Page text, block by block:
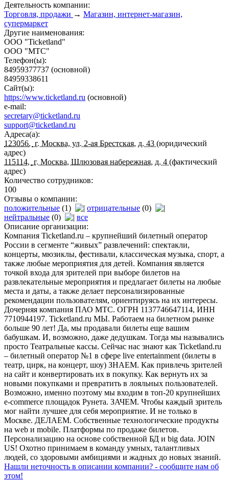
Деятельность компании:
Торговля, продажи → Магазин, интернет-магазин,
супермаркет
Другие наименования:
ООО "Ticketland"
ООО "МТС"
Телефон(ы):
84959377737 (основной)
84959338611
Сайт(ы):
https://www.ticketland.ru (основной)
e-mail:
secretary@ticketland.ru
support@ticketland.ru
Адреса(а):
123056, г. Москва, ул. 2-ая Брестская, д. 43 (юридический
адрес)
115114, г. Москва, Шлюзовая набережная, д. 4 (фактический
адрес)
Количество сотрудников:
100
Отзывы о компании:
положительные (1) отрицательные (0)
нейтральные (0)
все
Описание организации:
Компания Ticketland.ru – крупнейший билетный оператор
России в сегменте “живых” развлечений: спектакли,
концерты, мюзиклы, фестивали, классическая музыка, спорт, а
также любые мероприятия для детей. Компания является
точкой входа для зрителей при выборе билетов на
развлекательные мероприятия и предлагает билеты на любые
места и даты, а также делает персонализированные
рекомендации пользователям, ориентируясь на их интересы.
Дочерняя компания ПАО МТС. ОГРН 1137746647114, ИНН
7710944197. Ticketland.ru МЫ. Работаем на билетном рынке
больше 90 лет! Да, мы продавали билеты еще вашим
бабушкам. И, возможно, даже дедушкам. Тогда мы назывались
просто Театральные кассы. Сейчас нас знают как Ticketland.ru
– билетный оператор №1 в сфере live entertainment (билеты в
театр, цирк, на концерт, шоу) ЗНАЕМ. Как привлечь зрителей
на сайт и конвертировать их в покупку. Как вернуть их за
новыми покупками и превратить в лояльных пользователей.
Возможно, именно поэтому мы входим в топ-20 крупнейших
e-commerce площадок Рунета. ЗАЧЕМ. Чтобы каждый зритель
мог найти лучшее для себя мероприятие. И не только в
Москве. ДЕЛАЕМ. Собственные технологические продукты
на web и mobile. Платформы по продаже билетов.
Персонализацию на основе собственной БД и big data. JOIN
US! Охотно принимаем в команду умных, талантливых
людей, со здоровыми амбициями и жадных до новых знаний.
Нашли неточность в описании компании? - сообщите нам об
этом!